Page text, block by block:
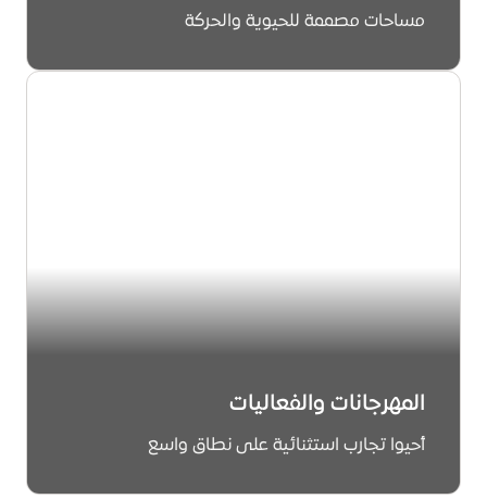
مساحات مصممة للحيوية والحركة
المهرجانات والفعاليات
أحيوا تجارب استثنائية على نطاق واسع